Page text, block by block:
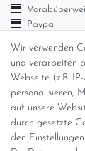
Wir verwenden
und verarbeiten
Webseite (z.B.
personalisieren,
auf unsere
durch gesetzte
den
Paypal
Versand per
(innerhalb
kostenfreie